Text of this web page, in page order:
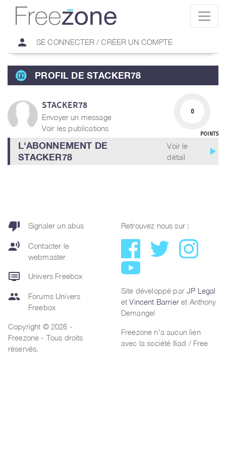
person SE CONNECTER / CRÉER UN COMPTE
PROFIL DE STACKER78
STACKER78
Envoyer un message
Voir les publications
0
POINTS
L'ABONNEMENT DE
STACKER78
Voir le
détail
play_arrow
thumb_down Signaler un abus
record_voice_over
Contacter le
webmaster
dvr Univers Freebox
group
Forums Univers
Freebox
Copyright © 2026 -
Freezone - Tous droits
réservés.
Retrouvez nous sur :
Site développé parJP Legal
etVincent Barrieret Anthony
Demangel
Freezone n'a aucun lien
avec la société Iliad / Free